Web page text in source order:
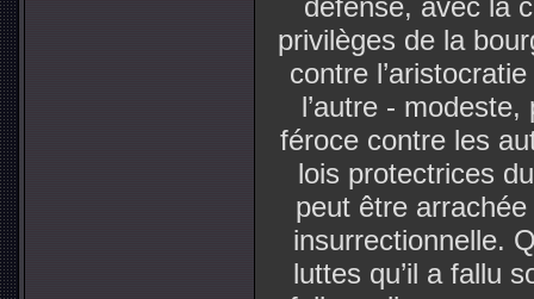
défense, avec la
privilèges de la
contre
l’autre -
féroce contre les
lois protectrices
peut être
insurrectionnelle.
luttes qu’il a fallu